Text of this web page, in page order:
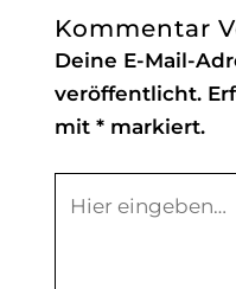
Kommentar
Deine E-Mail-
veröffentlicht.
mit *markiert.
eingeben…